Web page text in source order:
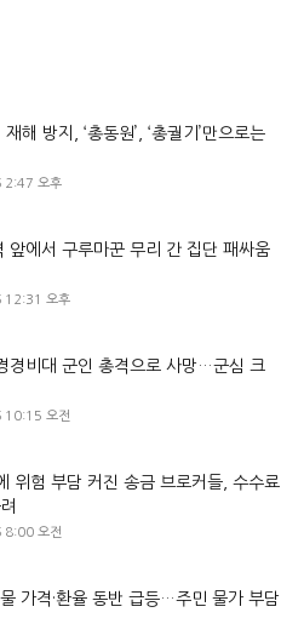
해 방지, ‘총동원’, ‘총궐기’만으로는
오후
앞에서 구루마꾼 무리 간 집단 패싸움
오후
경비대 군인 총격으로 사망…군심 크
오전
위험 부담 커진 송금 브로커들, 수수료
오전
가격·환율 동반 급등…주민 물가 부담